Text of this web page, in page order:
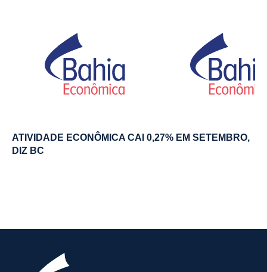
ATIVIDADE ECONÔMICA CAI 0,27% EM SETEMBRO,
DIZ BC